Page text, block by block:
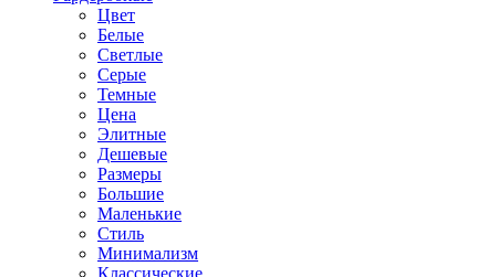
Цвет
Белые
Светлые
Серые
Темные
Цена
Элитные
Дешевые
Размеры
Большие
Маленькие
Стиль
Минимализм
Классические